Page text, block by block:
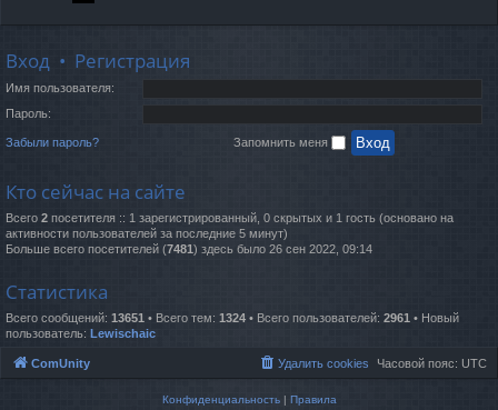
Вход • Регистрация
Имя пользователя:
Пароль:
Забыли пароль? Запомнить меня
Кто сейчас на сайте
Всего 2 посетителя :: 1 зарегистрированный, 0 скрытых и 1 гость (основано на
активности пользователей за последние 5 минут)
Больше всего посетителей (7481) здесь было 26 сен 2022, 09:14
Статистика
Всего сообщений: 13651 • Всего тем: 1324 • Всего пользователей: 2961 • Новый
пользователь: Lewischaic
ComUnity Часовой пояс: UTC
Удалить cookies
Конфиденциальность| Правила